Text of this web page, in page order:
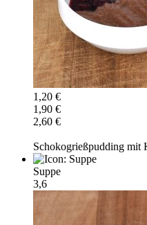
1,20 €
1,90 €
2,60 €
Schokogrießpudding mit
Suppe
3,6